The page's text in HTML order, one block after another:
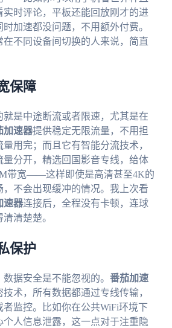
时评论，平板还能回放刚才的进
加速都没问题，不用额外付费。
不同设备间切换的人来说，简直
保障
是中途断流或者限速，尤其是在
加速器提供稳定无限流量，不用担
用完；而且它有智能分流技术，
量分开，精选回国影音专线，给体
带宽——这样即使是高清甚至4K的
，不会出现缓冲的情况。我上次看
速器连接后，全程没有卡顿，连球
清楚楚。
保护
据安全是不能忽视的。 番茄加速
术，所有数据都通过专线传输，
监控。比如你在公共WiFi环境下
人信息泄露，这一点对于注重隐